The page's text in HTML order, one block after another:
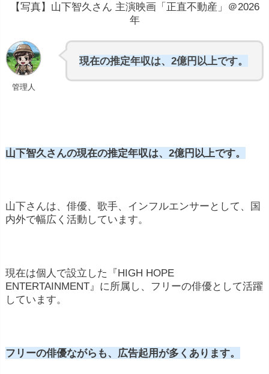
【写真】山下智久さん 主演映画「正直不動産」＠2026
年
管理人
現在の推定年収は、2億円以上です。
山下智久さんの現在の推定年収は、2億円以上です。
山下さんは、俳優、歌手、インフルエンサーとして、国
内外で幅広く活動しています。
現在は個人で設立した『HIGH HOPE
ENTERTAINMENT』に所属し、フリーの俳優として活躍
しています。
フリーの俳優ながらも、広告起用が多くあります。